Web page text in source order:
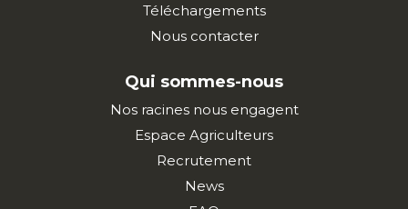
Téléchargements
Nous contacter
Qui sommes-nous
Nos racines nous engagent
Espace Agriculteurs
Recrutement
News